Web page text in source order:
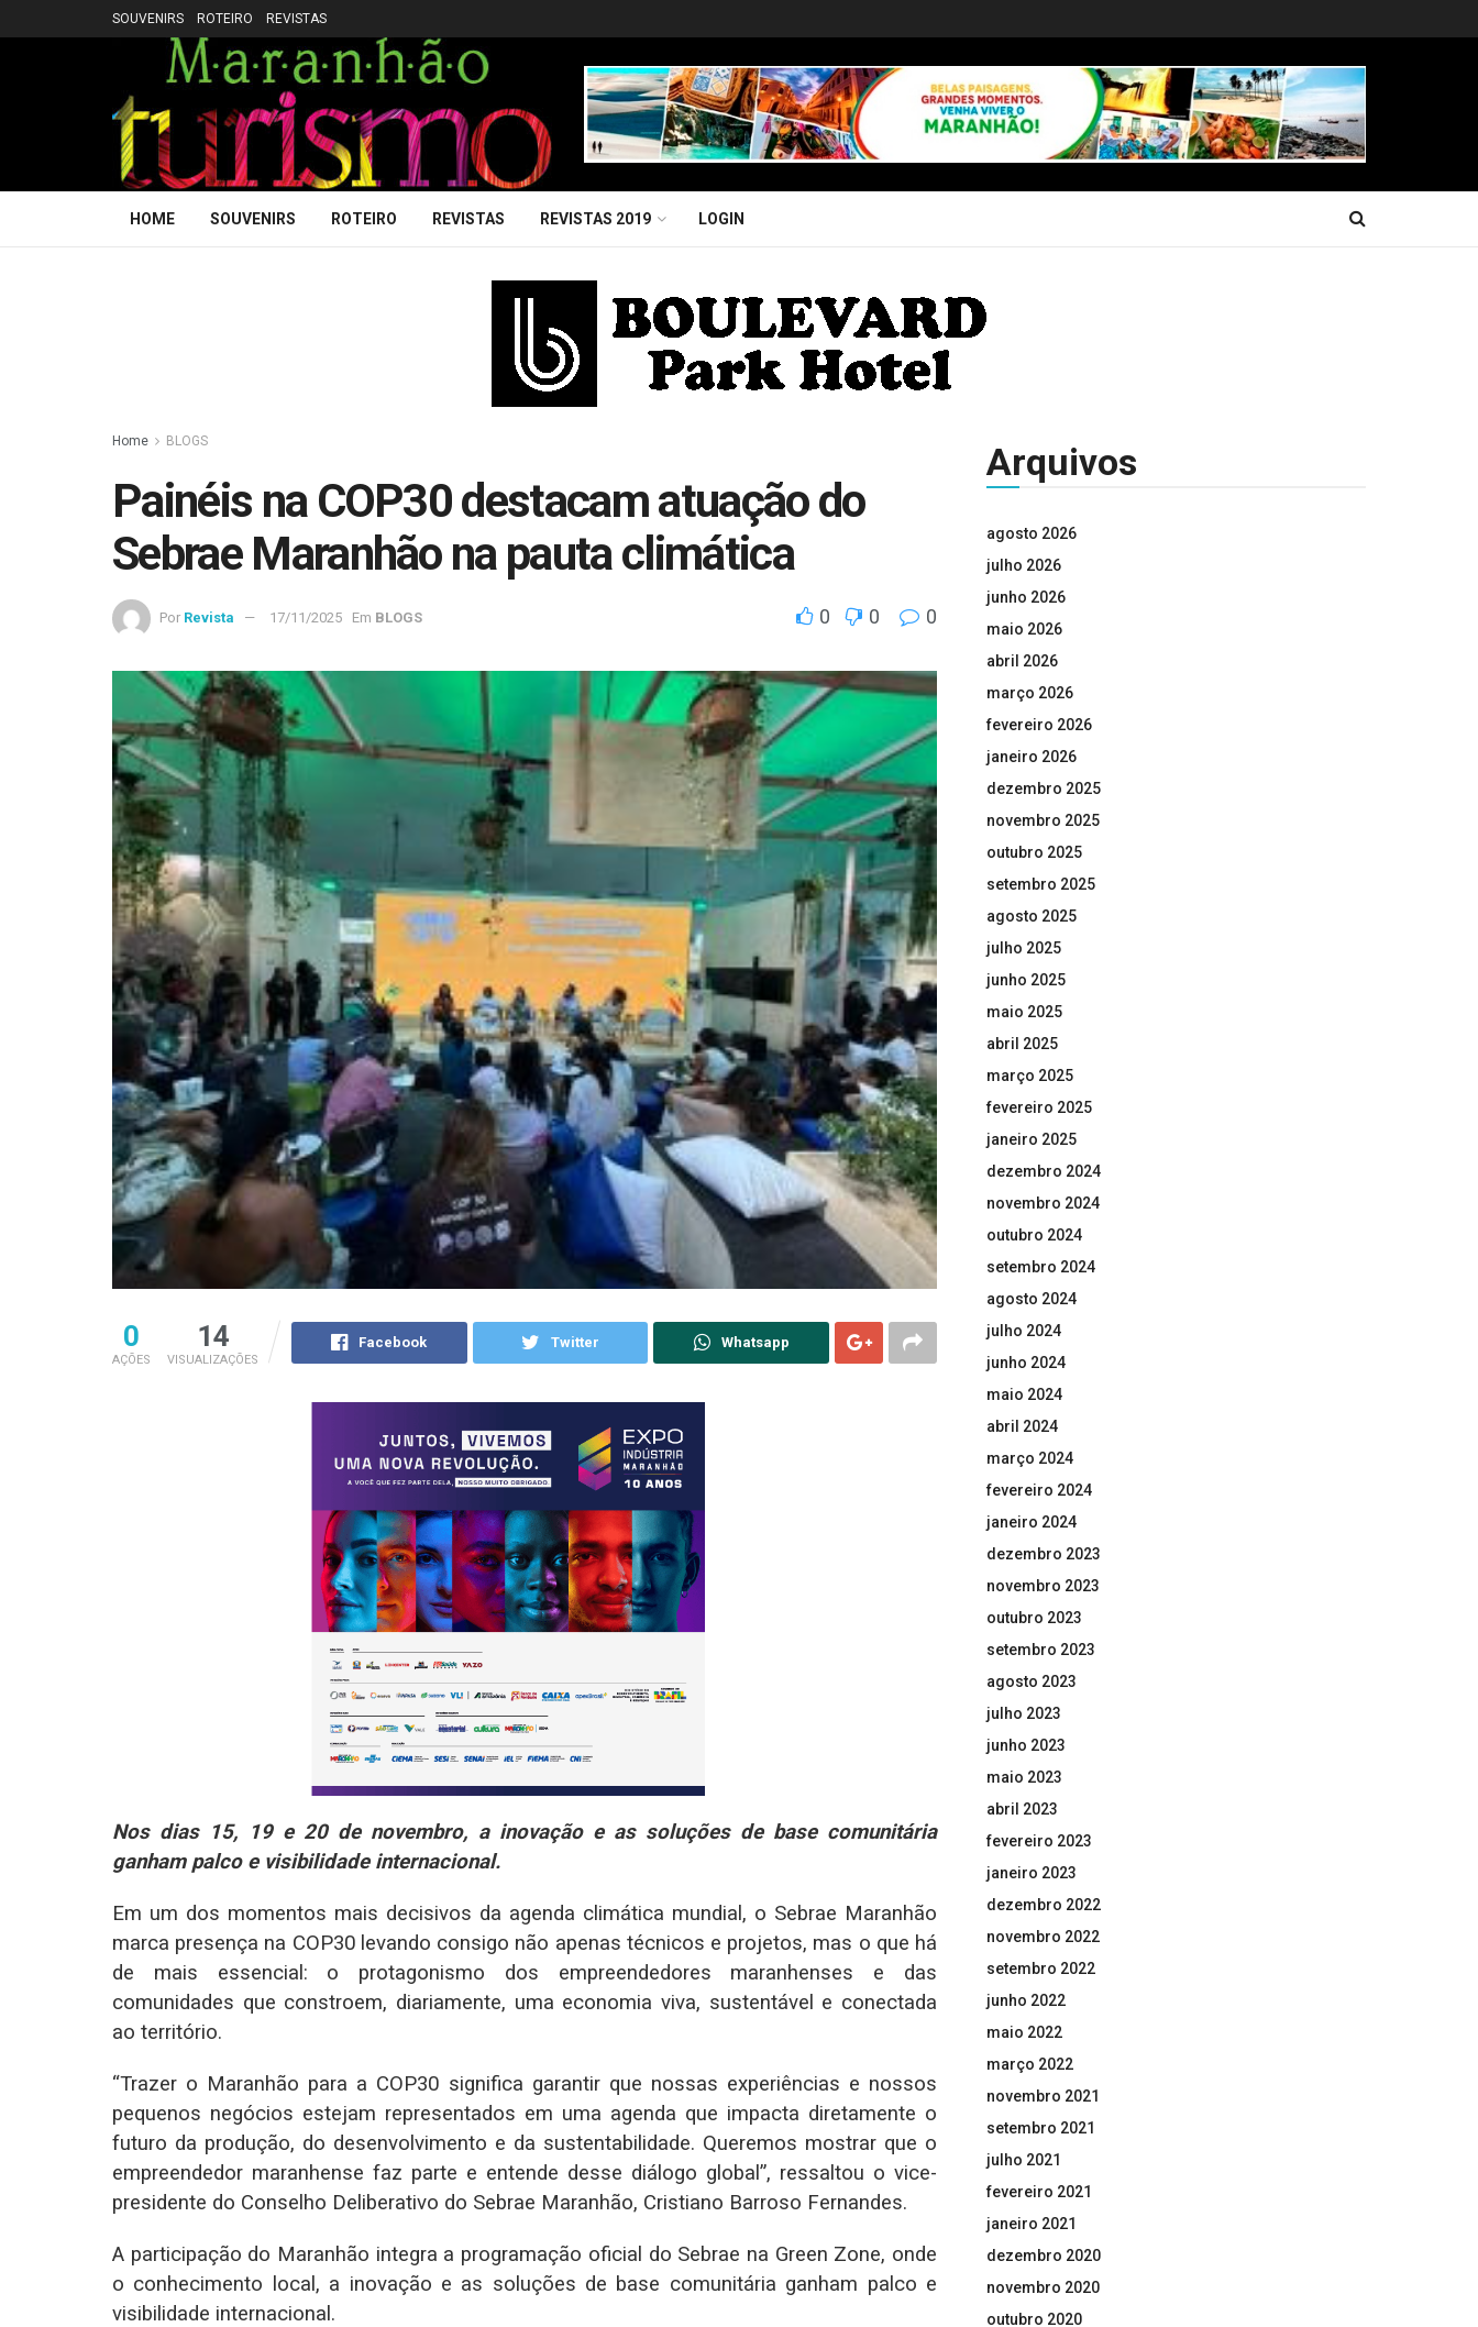
SOUVENIRS ROTEIRO REVISTAS
HOME SOUVENIRS ROTEIRO REVISTAS REVISTAS 2019 LOGIN
Home BLOGS
Painéis na COP30 destacam atuação do
Sebrae Maranhão na pauta climática
Por Revista 17/11/2025 Em BLOGS 0 0 0
0
AÇÕES
14
VISUALIZAÇÕES
Facebook Twitter Whatsapp
Nos dias 15, 19 e 20 de novembro, a inovação e as soluções de base comunitária
ganham palco e visibilidade internacional.
Em um dos momentos mais decisivos da agenda climática mundial, o Sebrae Maranhão
marca presença na COP30 levando consigo não apenas técnicos e projetos, mas o que há
de mais essencial: o protagonismo dos empreendedores maranhenses e das
comunidades que constroem, diariamente, uma economia viva, sustentável e conectada
ao território.
“Trazer o Maranhão para a COP30 significa garantir que nossas experiências e nossos
pequenos negócios estejam representados em uma agenda que impacta diretamente o
futuro da produção, do desenvolvimento e da sustentabilidade. Queremos mostrar que o
empreendedor maranhense faz parte e entende desse diálogo global”, ressaltou o vice-
presidente do Conselho Deliberativo do Sebrae Maranhão, Cristiano Barroso Fernandes.
A participação do Maranhão integra a programação oficial do Sebrae na Green Zone, onde
o conhecimento local, a inovação e as soluções de base comunitária ganham palco e
visibilidade internacional.
Arquivos
agosto 2026
julho 2026
junho 2026
maio 2026
abril 2026
março 2026
fevereiro 2026
janeiro 2026
dezembro 2025
novembro 2025
outubro 2025
setembro 2025
agosto 2025
julho 2025
junho 2025
maio 2025
abril 2025
março 2025
fevereiro 2025
janeiro 2025
dezembro 2024
novembro 2024
outubro 2024
setembro 2024
agosto 2024
julho 2024
junho 2024
maio 2024
abril 2024
março 2024
fevereiro 2024
janeiro 2024
dezembro 2023
novembro 2023
outubro 2023
setembro 2023
agosto 2023
julho 2023
junho 2023
maio 2023
abril 2023
fevereiro 2023
janeiro 2023
dezembro 2022
novembro 2022
setembro 2022
junho 2022
maio 2022
março 2022
novembro 2021
setembro 2021
julho 2021
fevereiro 2021
janeiro 2021
dezembro 2020
novembro 2020
outubro 2020